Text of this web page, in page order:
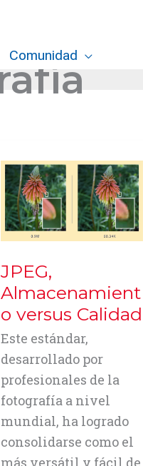
Comunidad
JPEG,
Almacenamient
o versus Calidad
Este estándar,
desarrollado por
profesionales de la
fotografía a nivel
mundial, ha logrado
consolidarse como el
más versátil y fácil de